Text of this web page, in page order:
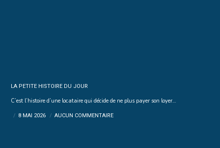
LA PETITE HISTOIRE DU JOUR
C’est l’histoire d’une locataire qui décide de ne plus payer son loyer…
8 MAI 2026 AUCUN COMMENTAIRE